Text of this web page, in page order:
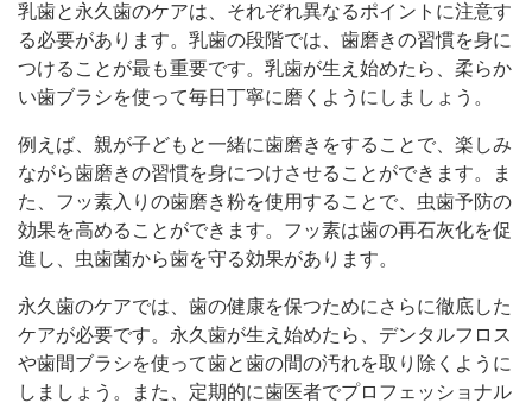
乳歯と永久歯のケアは、それぞれ異なるポイントに注意す
る必要があります。乳歯の段階では、歯磨きの習慣を身に
つけることが最も重要です。乳歯が生え始めたら、柔らか
い歯ブラシを使って毎日丁寧に磨くようにしましょう。
例えば、親が子どもと一緒に歯磨きをすることで、楽しみ
ながら歯磨きの習慣を身につけさせることができます。ま
た、フッ素入りの歯磨き粉を使用することで、虫歯予防の
効果を高めることができます。フッ素は歯の再石灰化を促
進し、虫歯菌から歯を守る効果があります。
永久歯のケアでは、歯の健康を保つためにさらに徹底した
ケアが必要です。永久歯が生え始めたら、デンタルフロス
や歯間ブラシを使って歯と歯の間の汚れを取り除くように
しましょう。また、定期的に歯医者でプロフェッショナル